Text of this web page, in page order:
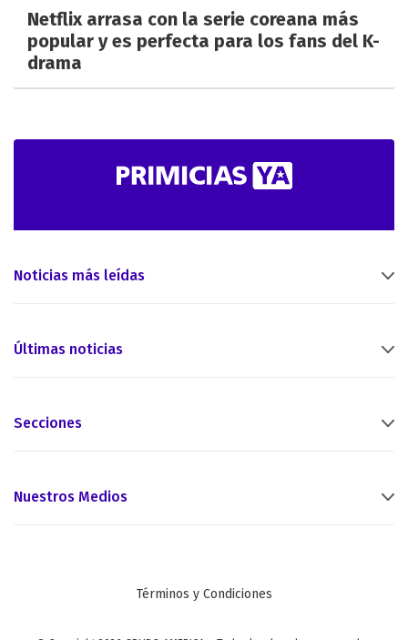
Netflix arrasa con la serie coreana más
popular y es perfecta para los fans del K-
drama
Noticias más leídas
Últimas noticias
Secciones
Nuestros Medios
Términos y Condiciones